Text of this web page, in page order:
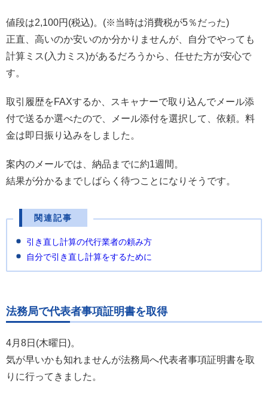
値段は2,100円(税込)。(※当時は消費税が5％だった)
正直、高いのか安いのか分かりませんが、自分でやっても
計算ミス(入力ミス)があるだろうから、任せた方が安心で
す。
取引履歴をFAXするか、スキャナーで取り込んでメール添
付で送るか選べたので、メール添付を選択して、依頼。料
金は即日振り込みをしました。
案内のメールでは、納品までに約1週間。
結果が分かるまでしばらく待つことになりそうです。
関連記事
引き直し計算の代行業者の頼み方
自分で引き直し計算をするために
法務局で代表者事項証明書を取得
4月8日(木曜日)。
気が早いかも知れませんが法務局へ代表者事項証明書を取
りに行ってきました。